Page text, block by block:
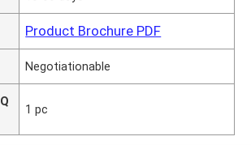
Product Brochure PDF
Negotiationable
1 pc